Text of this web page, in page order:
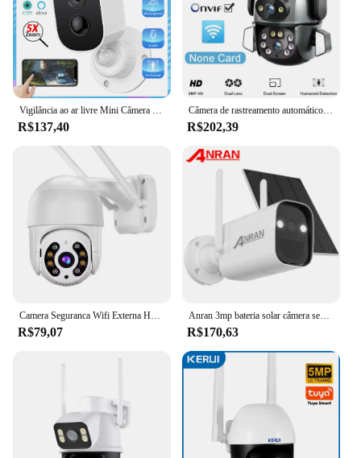
Vigilância ao ar livre Mini Câmera de Segurança, Visão Noturna, Home Baby Monitor, Wi-Fi, IP, Bateria Recarregável, 4MP, ICSEE
R$137,40
Câmera de rastreamento automático do corpo AI, 4K, 8MP, WiFi, PTZ, tela dupla, binocular, CCTV, Alexa, segurança, inteligente, IP66, monitoramento, TUYA, 8mm
R$202,39
Camera Seguranca Wifi Externa Hd Visão Noturna Sensor
R$79,07
Anran 3mp bateria solar câmera sem fio de vigilância segurança wi fi câmera pir detecção hd áudio em dois sentidos ir & cor visão noturna
R$170,63